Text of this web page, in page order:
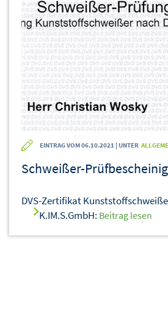
EINTRAG VOM 06.10.2021 | UNTER
Schweißer-
DVS-Zertifikat
K.IM.S.GmbH: Beitrag lesen